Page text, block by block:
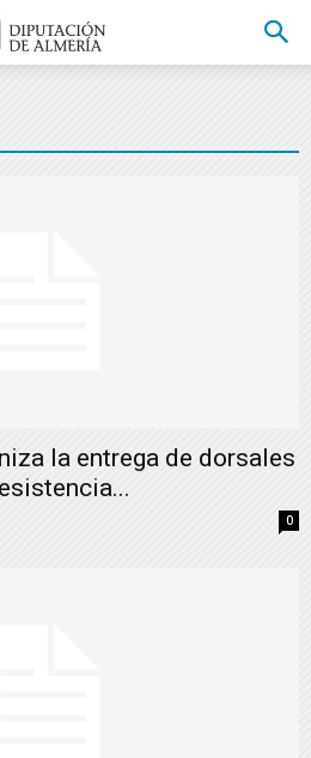
la entrega de dorsales
0